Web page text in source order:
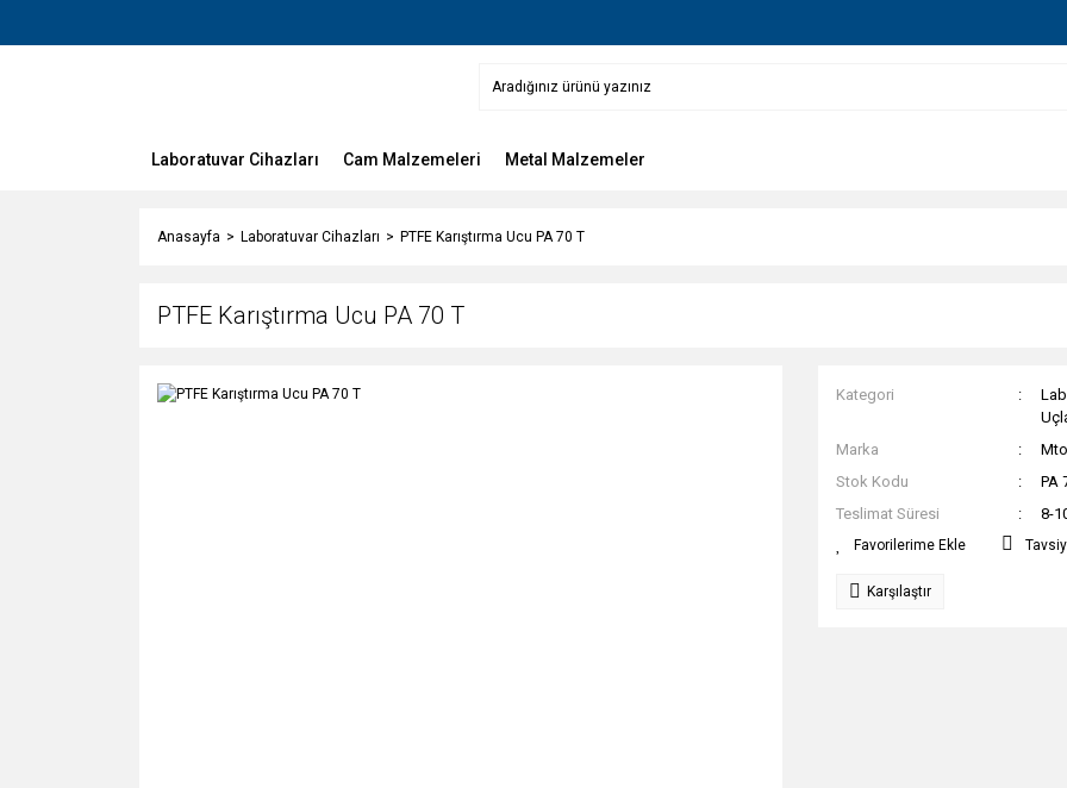
Laboratuvar Cihazları Cam Malzemeleri Metal Malzemeler
Anasayfa Laboratuvar Cihazları PTFE Karıştırma Ucu PA 70 T
PTFE Karıştırma Ucu PA 70 T
Kategori
Marka
Stok Kodu
PA
Teslimat Süresi
8-
Karşılaştır